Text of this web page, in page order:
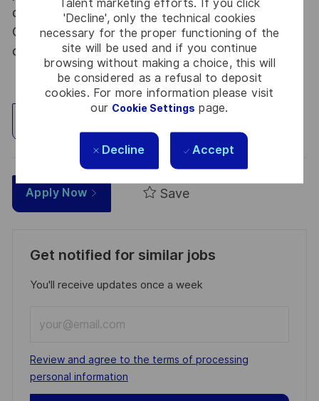
'Decline', only the technical cookies
necessary for the proper functioning of the
site will be used and if you continue
browsing without making a choice, this will
be considered as a refusal to deposit
cookies. For more information please visit
our Cookie Settings page.
Decline Accept
dispositions des articles R.2311-1 et suivants du
Code de la défense et de l’IGI 1300 SGDSN/PSE
du 09 août 2021.
Apply Now Save
Get notified for similar jobs
You'll receive updates once a week
Email
address
(Required)
Required
Review and agree to the terms of processing
personal information